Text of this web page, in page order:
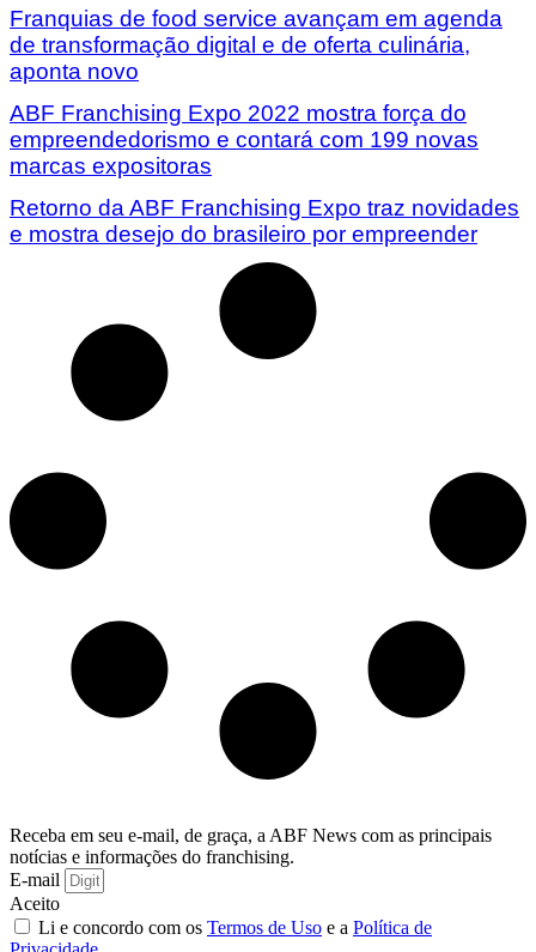
Franquias de food service avançam em agenda
de transformação digital e de oferta culinária,
aponta novo
ABF Franchising Expo 2022 mostra força do
empreendedorismo e contará com 199 novas
marcas expositoras
Retorno da ABF Franchising Expo traz novidades
e mostra desejo do brasileiro por empreender
Receba em seu e-mail, de graça, a ABF News com as principais
notícias e informações do franchising.
E-mail
Aceito
Li e concordo com os Termos de Uso e a Política de